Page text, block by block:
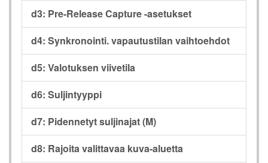
d3: Pre-Release Capture -asetukset
d4: Synkronointi. vapautustilan vaihtoehdot
d5: Valotuksen viivetila
d6: Suljintyyppi
d7: Pidennetyt suljinajat (M)
d8: Rajoita valittavaa kuva-aluetta